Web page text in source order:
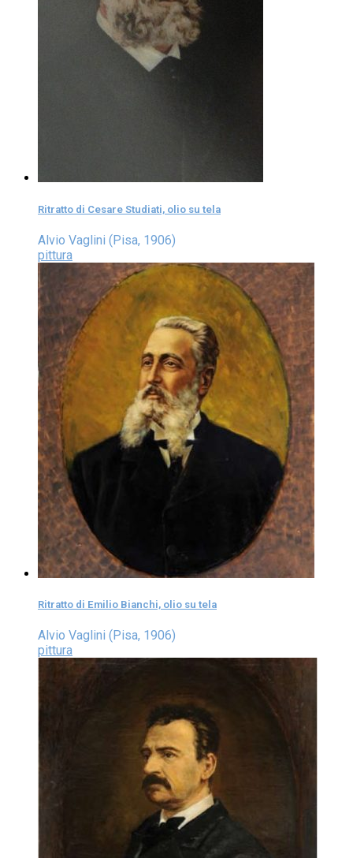
Ritratto di Cesare Studiati, olio su tela
Alvio Vaglini (Pisa, 1906)
pittura
Ritratto di Emilio Bianchi, olio su tela
Alvio Vaglini (Pisa, 1906)
pittura